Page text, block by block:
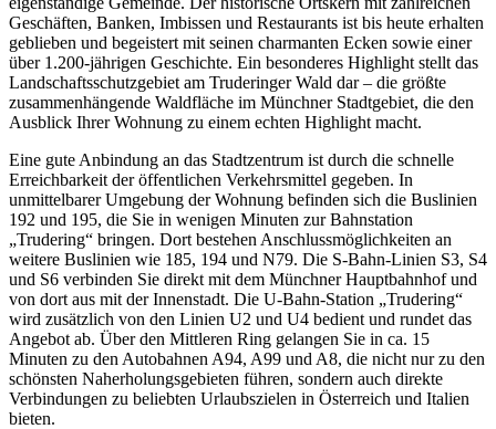
Geschäften, Banken, Imbissen und Restaurants ist bis heute erhalten
geblieben und begeistert mit seinen charmanten Ecken sowie einer
über 1.200-jährigen Geschichte. Ein besonderes Highlight stellt das
Landschaftsschutzgebiet am Truderinger Wald dar – die größte
zusammenhängende Waldfläche im Münchner Stadtgebiet, die den
Ausblick Ihrer Wohnung zu einem echten Highlight macht.
Eine gute Anbindung an das Stadtzentrum ist durch die schnelle
Erreichbarkeit der öffentlichen Verkehrsmittel gegeben. In
unmittelbarer Umgebung der Wohnung befinden sich die Buslinien
192 und 195, die Sie in wenigen Minuten zur Bahnstation
„Trudering“ bringen. Dort bestehen Anschlussmöglichkeiten an
weitere Buslinien wie 185, 194 und N79. Die S-Bahn-Linien S3, S4
und S6 verbinden Sie direkt mit dem Münchner Hauptbahnhof und
von dort aus mit der Innenstadt. Die U-Bahn-Station „Trudering“
wird zusätzlich von den Linien U2 und U4 bedient und rundet das
Angebot ab. Über den Mittleren Ring gelangen Sie in ca. 15
Minuten zu den Autobahnen A94, A99 und A8, die nicht nur zu den
schönsten Naherholungsgebieten führen, sondern auch direkte
Verbindungen zu beliebten Urlaubszielen in Österreich und Italien
bieten.